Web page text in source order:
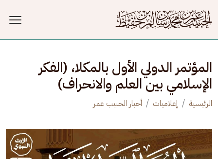
المؤتمر الدولي الأول بالمكلا، (الفكر
الإسلامي بين العلم والانحراف)
الرئيسية إعلاميات أخبار الحبيب عمر